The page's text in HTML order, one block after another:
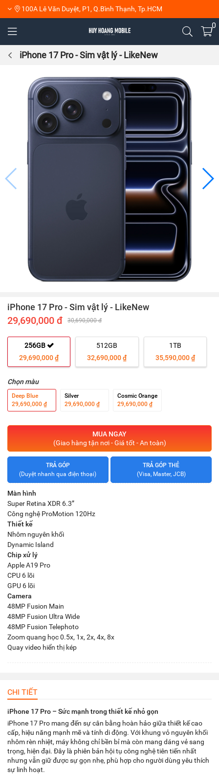
100A Lê Văn Duyệt, P1, Q.Bình Thạnh, Tp.HCM
0
iPhone 17 Pro - Sim vật lý - LikeNew
iPhone 17 Pro - Sim vật lý - LikeNew
29,690,000 đ 30,690,000 đ
256GB
29,690,000 ₫
512GB
32,690,000 ₫
1TB
35,590,000 ₫
Chọn màu
Deep Blue
29,690,000 ₫
Silver
29,690,000 ₫
Cosmic Orange
29,690,000 ₫
MUA NGAY
(Giao hàng tận nơi - Giá tốt - An toàn)
TRẢ GÓP
(Duyệt nhanh qua điện thoại)
TRẢ GÓP THẺ
(Visa, Master, JCB)
Màn hình
Super Retina XDR 6.3”
Công nghệ ProMotion 120Hz
Thiết kế
Nhôm nguyên khối
Dynamic Island
Chip xử lý
Apple A19 Pro
CPU 6 lõi
GPU 6 lõi
Camera
48MP Fusion Main
48MP Fusion Ultra Wide
48MP Fusion Telephoto
Zoom quang học 0.5x, 1x, 2x, 4x, 8x
Quay video hiển thị kép
CHI TIẾT
iPhone 17 Pro – Sức mạnh trong thiết kế nhỏ gọn
iPhone 17 Pro mang đến sự cân bằng hoàn hảo giữa thiết kế cao
cấp, hiệu năng mạnh mẽ và tính di động. Với khung vỏ nguyên khối
nhôm rèn nhiệt, máy không chỉ bền bỉ mà còn mang dáng vẻ sang
trọng, hiện đại. Đây là phiên bản hội tụ công nghệ tiên tiến nhất
nhưng vẫn giữ được sự gọn nhẹ, phù hợp cho người dùng yêu thích
sự linh hoạt.